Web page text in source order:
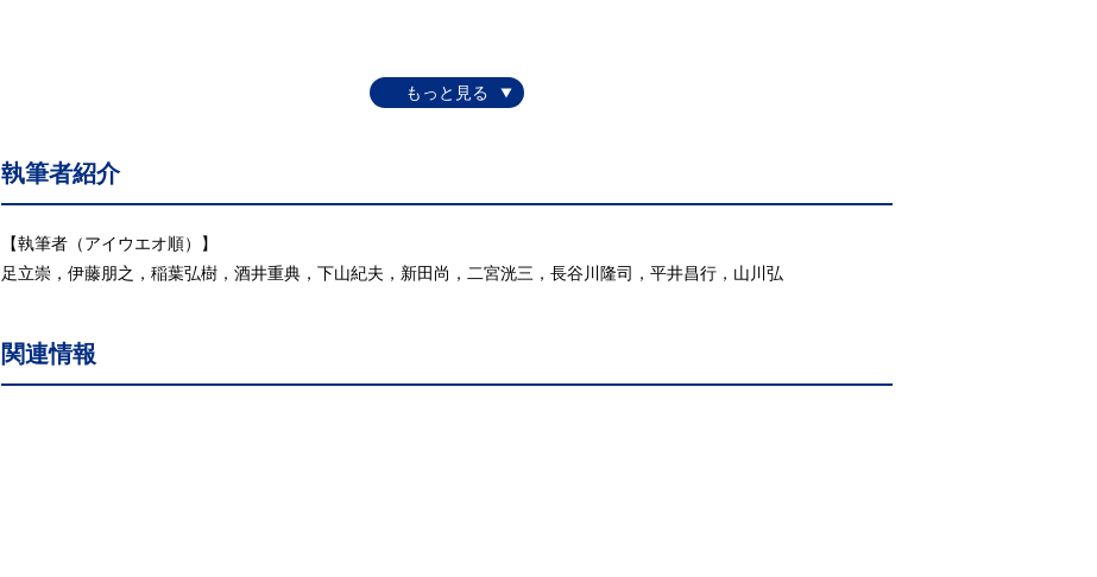
執筆者紹介
【執筆者（アイウエオ順）】
足立崇，伊藤朋之，稲葉弘樹，酒井重典，下山紀夫，新田尚，二宮洸三，長谷川隆司，平井昌行，山川弘
関連情報